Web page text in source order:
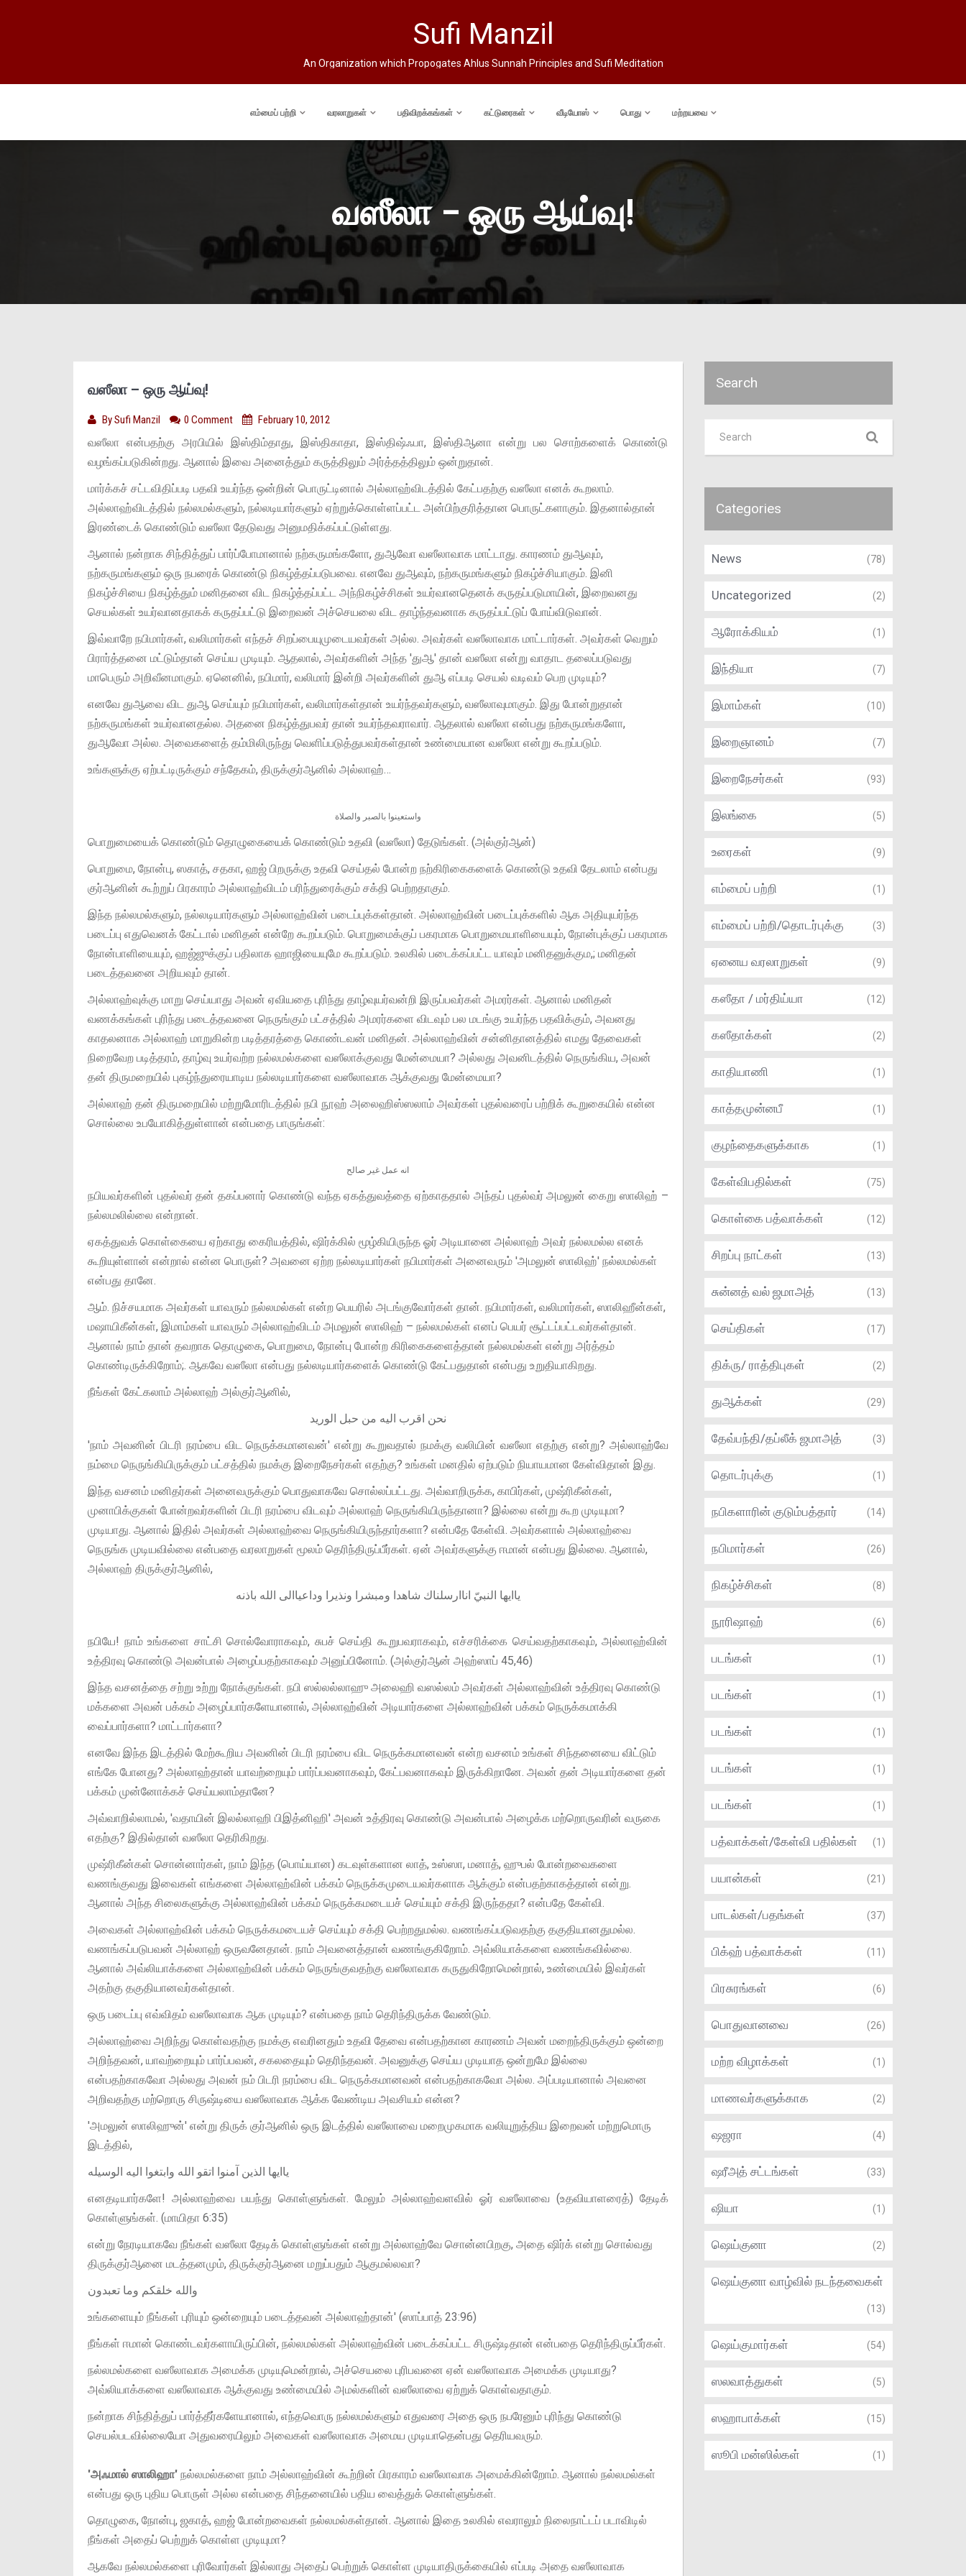
Sufi Manzil
An Organization which Propogates Ahlus Sunnah Principles and Sufi Meditation
எம்மைப் பற்றி வரலாறுகள் பதிவிறக்கங்கள் கட்டுரைகள் வீடியோஸ் பொது மற்றயவை
வஸீலா – ஒரு ஆய்வு!
வஸீலா – ஒரு ஆய்வு!
BySufi Manzil 0 Comment February 10, 2012
வஸீலா என்பதற்கு அரபியில் இஸ்திம்தாது, இஸ்திகாதா, இஸ்திஷ்ஃபா, இஸ்திஆனா என்று பல சொற்களைக் கொண்டு
வழங்கப்படுகின்றது. ஆனால் இவை அனைத்தும் கருத்திலும் அர்த்தத்திலும் ஒன்றுதான்.
மார்க்கச் சட்டவிதிப்படி பதவி உயர்ந்த ஒன்றின் பொருட்டினால் அல்லாஹ்விடத்தில் கேட்பதற்கு வஸீலா எனக் கூறலாம்.
அல்லாஹ்விடத்தில் நல்லமல்களும், நல்லடியார்களும் ஏற்றுக்கொள்ளப்பட்ட அன்பிற்குரித்தான பொருட்களாகும். இதனால்தான்
இரண்டைக் கொண்டும் வஸீலா தேடுவது அனுமதிக்கப்பட்டுள்ளது.
ஆனால் நன்றாக சிந்தித்துப் பார்ப்போமானால் நற்கருமங்களோ, துஆவோ வஸீலாவாக மாட்டாது. காரணம் துஆவும்,
நற்கருமங்களும் ஒரு நபரைக் கொண்டு நிகழ்த்தப்படுபவை. எனவே துஆவும், நற்கருமங்களும் நிகழ்ச்சியாகும். இனி
நிகழ்ச்சியை நிகழ்த்தும் மனிதனை விட நிகழ்த்தப்பட்ட அந்நிகழ்ச்சிகள் உயர்வானதெனக் கருதப்படுமாயின், இறைவனது
செயல்கள் உயர்வானதாகக் கருதப்பட்டு இறைவன் அச்செயலை விட தாழ்ந்தவனாக கருதப்பட்டுப் போய்விடுவான்.
இவ்வாறே நபிமார்கள், வலிமார்கள் எந்தச் சிறப்பையுமுடையவர்கள் அல்ல. அவர்கள் வஸீலாவாக மாட்டார்கள். அவர்கள் வெறும்
பிரார்த்தனை மட்டும்தான் செய்ய முடியும். ஆதலால், அவர்களின் அந்த 'துஆ' தான் வஸீலா என்று வாதாட தலைப்படுவது
மாபெரும் அறிவீனமாகும். ஏனெனில், நபிமார், வலிமார் இன்றி அவர்களின் துஆ எப்படி செயல் வடிவம் பெற முடியும்?
எனவே துஆவை விட துஆ செய்யும் நபிமார்கள், வலிமார்கள்தான் உயர்ந்தவர்களும், வஸீலாவுமாகும். இது போன்றுதான்
நற்கருமங்கள் உயர்வானதல்ல. அதனை நிகழ்த்துபவர் தான் உயர்ந்தவராவார். ஆதலால் வஸீலா என்பது நற்கருமங்களோ,
துஆவோ அல்ல. அவைகளைத் தம்மிலிருந்து வெளிப்படுத்துபவர்கள்தான் உண்மையான வஸீலா என்று கூறப்படும்.
உங்களுக்கு ஏற்பட்டிருக்கும் சந்தேகம், திருக்குர்ஆனில் அல்லாஹ்…
واستعينوا بالصبر والصلاة
பொறுமையைக் கொண்டும் தொழுகையைக் கொண்டும் உதவி (வஸீலா) தேடுங்கள். (அல்குர்ஆன்)
பொறுமை, நோன்பு, ஸகாத், சதகா, ஹஜ் பிறருக்கு உதவி செய்தல் போன்ற நற்கிரிகைகளைக் கொண்டு உதவி தேடலாம் என்பது
குர்ஆனின் கூற்றுப் பிரகாரம் அல்லாஹ்விடம் பரிந்துரைக்கும் சக்தி பெற்றதாகும்.
இந்த நல்லமல்களும், நல்லடியார்களும் அல்லாஹ்வின் படைப்புக்கள்தான். அல்லாஹ்வின் படைப்புக்களில் ஆக அதியுயர்ந்த
படைப்பு எதுவெனக் கேட்டால் மனிதன் என்றே கூறப்படும். பொறுமைக்குப் பகரமாக பொறுமையாளியையும், நோன்புக்குப் பகரமாக
நோன்பாளியையும், ஹஜ்ஜுக்குப் பதிலாக ஹாஜியையுமே கூறப்படும். உலகில் படைக்கப்பட்ட யாவும் மனிதனுக்கும,; மனிதன்
படைத்தவனை அறியவும் தான்.
அல்லாஹ்வுக்கு மாறு செய்யாது அவன் ஏவியதை புரிந்து தாழ்வுயர்வன்றி இருப்பவர்கள் அமரர்கள். ஆனால் மனிதன்
வணக்கங்கள் புரிந்து படைத்தவனை நெருங்கும் பட்சத்தில் அமரர்களை விடவும் பல மடங்கு உயர்ந்த பதவிக்கும், அவனது
காதலனாக அல்லாஹ் மாறுகின்ற படித்தரத்தை கொண்டவன் மனிதன். அல்லாஹ்வின் சன்னிதானத்தில் எமது தேவைகள்
நிறைவேற படித்தரம், தாழ்வு உயர்வற்ற நல்லமல்களை வஸீலாக்குவது மேன்மையா? அல்லது அவனிடத்தில் நெருங்கிய, அவன்
தன் திருமறையில் புகழ்ந்துரையாடிய நல்லடியார்களை வஸீலாவாக ஆக்குவது மேன்மையா?
அல்லாஹ் தன் திருமறையில் மற்றுமோரிடத்தில் நபி நூஹ் அலைஹிஸ்ஸலாம் அவர்கள் புதல்வரைப் பற்றிக் கூறுகையில் என்ன
சொல்லை உபயோகித்துள்ளான் என்பதை பாருங்கள்:
انه عمل غير صالح
நபியவர்களின் புதல்வர் தன் தகப்பனார் கொண்டு வந்த ஏகத்துவத்தை ஏற்காததால் அந்தப் புதல்வர் அமலுன் கைறு ஸாலிஹ் –
நல்லமலில்லை என்றான்.
ஏகத்துவக் கொள்கையை ஏற்காது கைரியத்தில், ஷிர்க்கில் மூழ்கியிருந்த ஓர் அடியானை அல்லாஹ் அவர் நல்லமல்ல எனக்
கூறியுள்ளான் என்றால் என்ன பொருள்? அவனை ஏற்ற நல்லடியார்கள் நபிமார்கள் அனைவரும் 'அமலுன் ஸாலிஹ்' நல்லமல்கள்
என்பது தானே.
ஆம். நிச்சயமாக அவர்கள் யாவரும் நல்லமல்கள் என்ற பெயரில் அடங்குவோர்கள் தான். நபிமார்கள், வலிமார்கள், ஸாலிஹீன்கள்,
மஷாயிகீன்கள், இமாம்கள் யாவரும் அல்லாஹ்விடம் அமலுன் ஸாலிஹ் – நல்லமல்கள் எனப் பெயர் சூட்டப்பட்டவர்கள்தான்.
ஆனால் நாம் தான் தவறாக தொழுகை, பொறுமை, நோன்பு போன்ற கிரிகைகளைத்தான் நல்லமல்கள் என்று அர்த்தம்
கொண்டிருக்கிறோம்;. ஆகவே வஸீலா என்பது நல்லடியார்களைக் கொண்டு கேட்பதுதான் என்பது உறுதியாகிறது.
நீங்கள் கேட்கலாம் அல்லாஹ் அல்குர்ஆனில்,
نحن اقرب اليه من حبل الوريد
'நாம் அவனின் பிடரி நரம்பை விட நெருக்கமானவன்' என்று கூறுவதால் நமக்கு வலியின் வஸீலா எதற்கு என்று? அல்லாஹ்வே
நம்மை நெருங்கியிருக்கும் பட்சத்தில் நமக்கு இறைநேசர்கள் எதற்கு? உங்கள் மனதில் ஏற்படும் நியாயமான கேள்விதான் இது.
இந்த வசனம் மனிதர்கள் அனைவருக்கும் பொதுவாகவே சொல்லப்பட்டது. அவ்வாறிருக்க, காபிர்கள், முஷ்ரிகீன்கள்,
முனாபிக்குகள் போன்றவர்களின் பிடரி நரம்பை விடவும் அல்லாஹ் நெருங்கியிருந்தானா? இல்லை என்று கூற முடியுமா?
முடியாது. ஆனால் இதில் அவர்கள் அல்லாஹ்வை நெருங்கியிருந்தார்களா? என்பதே கேள்வி. அவர்களால் அல்லாஹ்வை
நெருங்க முடியவில்லை என்பதை வரலாறுகள் மூலம் தெரிந்திருப்பீர்கள். ஏன் அவர்களுக்கு ஈமான் என்பது இல்லை. ஆனால்,
அல்லாஹ் திருக்குர்ஆனில்,
ياايها النبيّ اناارسلناك شاهدا ومبشرا ونذيرا وداعياالى الله باذنه
நபியே! நாம் உங்களை சாட்சி சொல்வோராகவும், சுபச் செய்தி கூறுபவராகவும், எச்சரிக்கை செய்வதற்காகவும், அல்லாஹ்வின்
உத்திரவு கொண்டு அவன்பால் அழைப்பதற்காகவும் அனுப்பினோம். (அல்குர்ஆன் அஹ்ஸாப் 45,46)
இந்த வசனத்தை சற்று உற்று நோக்குங்கள். நபி ஸல்லல்லாஹு அலைஹி வஸல்லம் அவர்கள் அல்லாஹ்வின் உத்திரவு கொண்டு
மக்களை அவன் பக்கம் அழைப்பார்களேயானால், அல்லாஹ்வின் அடியார்களை அல்லாஹ்வின் பக்கம் நெருக்கமாக்கி
வைப்பார்களா? மாட்டார்களா?
எனவே இந்த இடத்தில் மேற்கூறிய அவனின் பிடரி நரம்பை விட நெருக்கமானவன் என்ற வசனம் உங்கள் சிந்தனையை விட்டும்
எங்கே போனது? அல்லாஹ்தான் யாவற்றையும் பார்ப்பவனாகவும், கேட்பவனாகவும் இருக்கிறானே. அவன் தன் அடியார்களை தன்
பக்கம் முன்னோக்கச் செய்யலாம்தானே?
அவ்வாறில்லாமல், 'வதாயின் இலல்லாஹி பிஇத்னிஹி' அவன் உத்திரவு கொண்டு அவன்பால் அழைக்க மற்றொருவரின் வருகை
எதற்கு? இதில்தான் வஸீலா தெரிகிறது.
முஷ்ரிகீன்கள் சொன்னார்கள், நாம் இந்த (பொய்யான) கடவுள்களான லாத், உஸ்ஸா, மனாத், ஹுபல் போன்றவைகளை
வணங்குவது இவைகள் எங்களை அல்லாஹ்வின் பக்கம் நெருக்கமுடையவர்களாக ஆக்கும் என்பதற்காகத்தான் என்று.
ஆனால் அந்த சிலைகளுக்கு அல்லாஹ்வின் பக்கம் நெருக்கமடையச் செய்யும் சக்தி இருந்ததா? என்பதே கேள்வி.
அவைகள் அல்லாஹ்வின் பக்கம் நெருக்கமடையச் செய்யும் சக்தி பெற்றதுமல்ல. வணங்கப்படுவதற்கு தகுதியானதுமல்ல.
வணங்கப்படுபவன் அல்லாஹ் ஒருவனேதான். நாம் அவனைத்தான் வணங்குகிறோம். அவ்லியாக்களை வணங்கவில்லை.
ஆனால் அவ்லியாக்களை அல்லாஹ்வின் பக்கம் நெருங்குவதற்கு வஸீலாவாக கருதுகிறோமென்றால், உண்மையில் இவர்கள்
அதற்கு தகுதியானவர்கள்தான்.
ஒரு படைப்பு எவ்விதம் வஸீலாவாக ஆக முடியும்? என்பதை நாம் தெரிந்திருக்க வேண்டும்.
அல்லாஹ்வை அறிந்து கொள்வதற்கு நமக்கு எவரினதும் உதவி தேவை என்பதற்கான காரணம் அவன் மறைந்திருக்கும் ஒன்றை
அறிந்தவன், யாவற்றையும் பார்ப்பவன், சகலதையும் தெரிந்தவன். அவனுக்கு செய்ய முடியாத ஒன்றுமே இல்லை
என்பதற்காகவோ அல்லது அவன் நம் பிடரி நரம்பை விட நெருக்கமானவன் என்பதற்காகவோ அல்ல. அப்படியானால் அவனை
அறிவதற்கு மற்றொரு சிருஷ்டியை வஸீலாவாக ஆக்க வேண்டிய அவசியம் என்ன?
'அமலுன் ஸாலிஹுன்' என்று திருக் குர்ஆனில் ஒரு இடத்தில் வஸீலாவை மறைமுகமாக வலியுறுத்திய இறைவன் மற்றுமொரு
இடத்தில்,
ياايها الذين آمنوا اتقو الله وابتغوا اليه الوسيله
எனதடியார்களே! அல்லாஹ்வை பயந்து கொள்ளுங்கள். மேலும் அல்லாஹ்வளவில் ஓர் வஸீலாவை (உதவியாளரைத்) தேடிக்
கொள்ளுங்கள். (மாயிதா 6:35)
என்று நேரடியாகவே நீங்கள் வஸீலா தேடிக் கொள்ளுங்கள் என்று அல்லாஹ்வே சொன்னபிறகு, அதை ஷிர்க் என்று சொல்வது
திருக்குர்ஆனை மடத்தனமும், திருக்குர்ஆனை மறுப்பதும் ஆகுமல்லவா?
والله خلقكم وما تعبدون
உங்களையும் நீங்கள் புரியும் ஒன்றையும் படைத்தவன் அல்லாஹ்தான்' (ஸாப்பாத் 23:96)
நீங்கள் ஈமான் கொண்டவர்களாயிருப்பின், நல்லமல்கள் அல்லாஹ்வின் படைக்கப்பட்ட சிருஷ்டிதான் என்பதை தெரிந்திருப்பீர்கள்.
நல்லமல்களை வஸீலாவாக அமைக்க முடியுமென்றால், அச்செயலை புரிபவனை ஏன் வஸீலாவாக அமைக்க முடியாது?
அவ்லியாக்களை வஸீலாவாக ஆக்குவது உண்மையில் அமல்களின் வஸீலாவை ஏற்றுக் கொள்வதாகும்.
நன்றாக சிந்தித்துப் பார்த்தீர்களேயானால், எந்தவொரு நல்லமல்களும் எதுவரை அதை ஒரு நபரேனும் புரிந்து கொண்டு
செயல்படவில்லையோ அதுவரையிலும் அவைகள் வஸீலாவாக அமைய முடியாதென்பது தெரியவரும்.
'அஃமால் ஸாலிஹா' நல்லமல்களை நாம் அல்லாஹ்வின் கூற்றின் பிரகாரம் வஸீலாவாக அமைக்கின்றோம். ஆனால் நல்லமல்கள்
என்பது ஒரு புதிய பொருள் அல்ல என்பதை சிந்தனையில் பதிய வைத்துக் கொள்ளுங்கள்.
தொழுகை, நோன்பு, ஜகாத், ஹஜ் போன்றவைகள் நல்லமல்கள்தான். ஆனால் இதை உலகில் எவராலும் நிலைநாட்டப் படாவிடில்
நீங்கள் அதைப் பெற்றுக் கொள்ள முடியுமா?
ஆகவே நல்லமல்களை புரிவோர்கள் இல்லாது அதைப் பெற்றுக் கொள்ள முடியாதிருக்கையில் எப்படி அதை வஸீலாவாக
Search
Categories
News (78)
Uncategorized (2)
ஆரோக்கியம் (1)
இந்தியா (7)
இமாம்கள் (10)
இறைஞானம் (7)
இறைநேசர்கள் (93)
இலங்கை (5)
உரைகள் (9)
எம்மைப் பற்றி (1)
எம்மைப் பற்றி/தொடர்புக்கு (3)
ஏனைய வரலாறுகள் (9)
கஸீதா / மர்திய்யா (12)
கஸீதாக்கள் (2)
காதியாணி (1)
காத்தமுன்னபீ (1)
குழந்தைகளுக்காக (1)
கேள்விபதில்கள் (75)
கொள்கை பத்வாக்கள் (12)
சிறப்பு நாட்கள் (13)
சுன்னத் வல் ஜமாஅத் (13)
செய்திகள் (17)
திக்ரு/ ராத்திபுகள் (2)
துஆக்கள் (29)
தேவ்பந்தி/தப்லீக் ஜமாஅத் (3)
தொடர்புக்கு (1)
நபிகளாரின் குடும்பத்தார் (14)
நபிமார்கள் (26)
நிகழ்ச்சிகள் (8)
நூரிஷாஹ் (6)
படங்கள் (1)
படங்கள் (1)
படங்கள் (1)
படங்கள் (1)
படங்கள் (1)
பத்வாக்கள்/கேள்வி பதில்கள் (1)
பயான்கள் (21)
பாடல்கள்/பதங்கள் (37)
பிக்ஹ் பத்வாக்கள் (11)
பிரசுரங்கள் (6)
பொதுவானவை (26)
மற்ற விழாக்கள் (1)
மாணவர்களுக்காக (2)
ஷஜரா (4)
ஷரீஅத் சட்டங்கள் (33)
ஷியா (1)
ஷெய்குனா (2)
ஷெய்குனா வாழ்வில் நடந்தவைகள்
(13)
ஷெய்குமார்கள் (54)
ஸலவாத்துகள் (5)
ஸஹாபாக்கள் (15)
ஸூபி மன்ஸில்கள் (1)